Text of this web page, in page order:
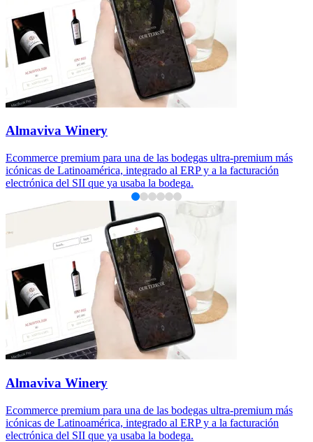
Almaviva Winery
Ecommerce premium para una de las bodegas ultra-premium más
icónicas de Latinoamérica, integrado al ERP y a la facturación
electrónica del SII que ya usaba la bodega.
Almaviva Winery
Ecommerce premium para una de las bodegas ultra-premium más
icónicas de Latinoamérica, integrado al ERP y a la facturación
electrónica del SII que ya usaba la bodega.